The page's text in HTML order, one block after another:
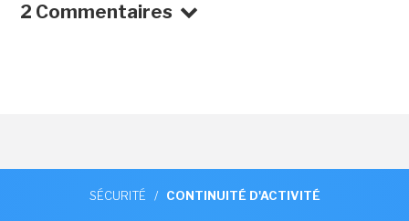
2 Commentaires
SÉCURITÉ / CONTINUITÉ D'ACTIVITÉ